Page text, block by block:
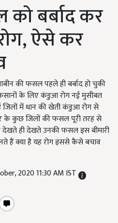
बर्बाद कर
ऐसे कर
की फसल पहले ही बर्बाद हो चुकी
के लिए कंडुआ रोग नई मुसीबत
जिलों में धान की खेती कंडुआ रोग से
के कुछ जिलों की फसल पूरी तरह से
देखते ही देखते उनकी फसल इस बीमारी
हैं क्या है यह रोग इससे कैसे बचाव
2020 11:30 AM IST